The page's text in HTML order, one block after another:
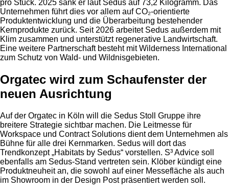
pro Stück. 2025 sank er laut Sedus auf 73,2 Kilogramm. Das
Unternehmen führt dies vor allem auf CO₂-orientierte
Produktentwicklung und die Überarbeitung bestehender
Kernprodukte zurück. Seit 2026 arbeitet Sedus außerdem mit
Klim zusammen und unterstützt regenerative Landwirtschaft.
Eine weitere Partnerschaft besteht mit Wilderness International
zum Schutz von Wald- und Wildnisgebieten.
Orgatec wird zum Schaufenster der
neuen Ausrichtung
Auf der Orgatec in Köln will die Sedus Stoll Gruppe ihre
breitere Strategie sichtbar machen. Die Leitmesse für
Workspace und Contract Solutions dient dem Unternehmen als
Bühne für alle drei Kernmarken. Sedus will dort das
Trendkonzept „Habitats by Sedus“ vorstellen. S³ Advice soll
ebenfalls am Sedus-Stand vertreten sein. Klöber kündigt eine
Produktneuheit an, die sowohl auf einer Messefläche als auch
im Showroom in der Design Post präsentiert werden soll.